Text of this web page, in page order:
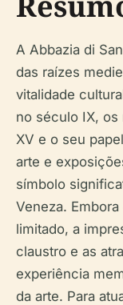
A Abbazia di
das raízes
vitalidade
no século IX,
XV e o seu
arte e
símbolo
Veneza.
limitado, a
claustro e as
experiência
da arte. Para